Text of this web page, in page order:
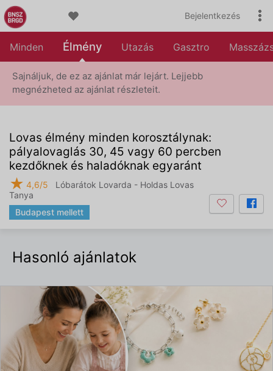
Bejelentkezés
Minden Élmény Utazás Gasztro
Sajnáljuk, de ez az ajánlat már lejárt. Lejjebb
megnézheted az ajánlat részleteit.
Lovas élmény minden korosztálynak:
pályalovaglás 30, 45 vagy 60 percben
kezdőknek és haladóknak egyaránt
★ 4,6/5
Lóbarátok Lovarda - Holdas Lovas
Tanya
Budapest mellett
Hasonló ajánlatok